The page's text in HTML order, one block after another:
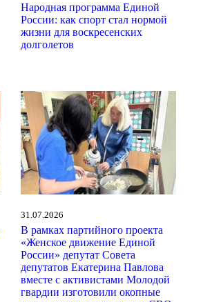
Народная программа Единой
России: как спорт стал нормой
жизни для воскресенских
долголетов
31.07.2026
В рамках партийного проекта
«Женское движение Единой
России» депутат Совета
депутатов Екатерина Павлова
вместе с активистами Молодой
гвардии изготовили окопные